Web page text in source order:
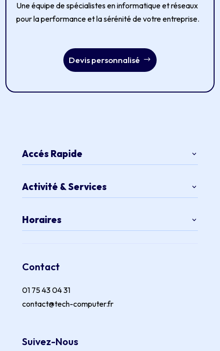
Une équipe de spécialistes en informatique et réseaux
pour la performance et la sérénité de votre entreprise.
Devis personnalisé
Accés Rapide
Activité & Services
Horaires
Contact
01 75 43 04 31
contact@tech-computer.fr
Suivez-Nous